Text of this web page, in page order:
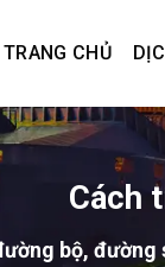
TRANG CHỦ
Cách
bộ,